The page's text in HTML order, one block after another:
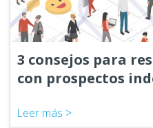
3 consejos para
con prospectos
Leer más >